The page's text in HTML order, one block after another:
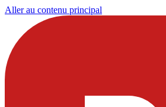
Aller au contenu principal